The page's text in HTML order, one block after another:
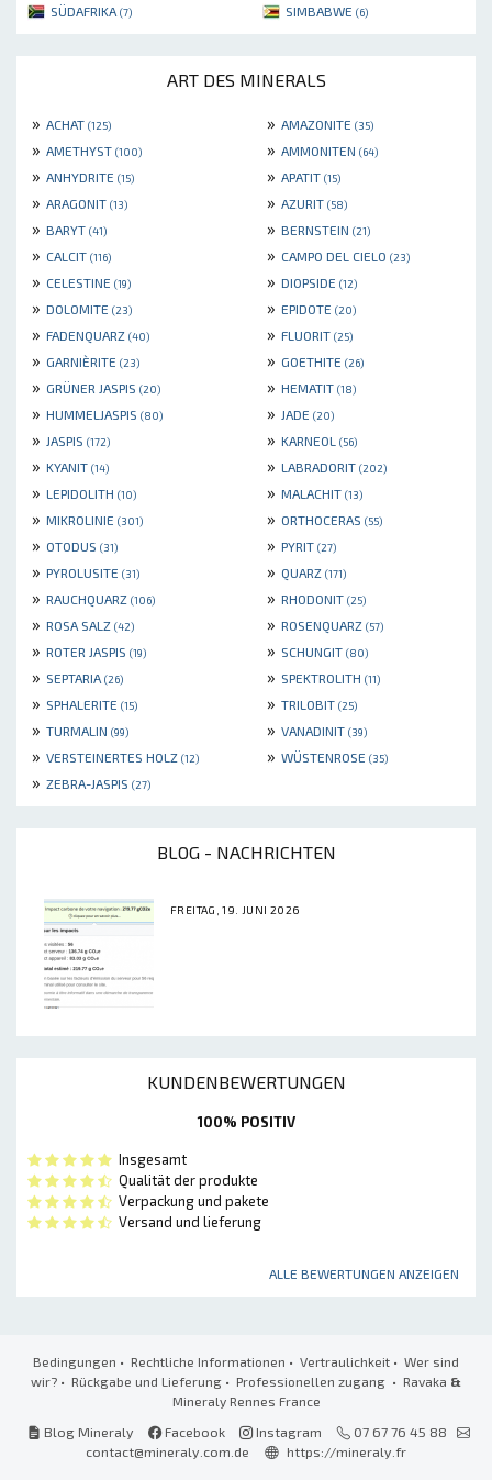
SÜDAFRIKA (7) SIMBABWE (6)
ART DES MINERALS
» ACHAT (125) » AMAZONITE (35)
» AMETHYST (100) » AMMONITEN (64)
» ANHYDRITE (15) » APATIT (15)
» ARAGONIT (13) » AZURIT (58)
» BARYT (41) » BERNSTEIN (21)
» CALCIT (116) » CAMPO DEL CIELO (23)
» CELESTINE (19) » DIOPSIDE (12)
» DOLOMITE (23) » EPIDOTE (20)
» FADENQUARZ (40) » FLUORIT (25)
» GARNIÈRITE (23) » GOETHITE (26)
» GRÜNER JASPIS (20) » HEMATIT (18)
» HUMMELJASPIS (80) » JADE (20)
» JASPIS (172) » KARNEOL (56)
» KYANIT (14) » LABRADORIT (202)
» LEPIDOLITH (10) » MALACHIT (13)
» MIKROLINIE (301) » ORTHOCERAS (55)
» OTODUS (31) » PYRIT (27)
» PYROLUSITE (31) » QUARZ (171)
» RAUCHQUARZ (106) » RHODONIT (25)
» ROSA SALZ (42) » ROSENQUARZ (57)
» ROTER JASPIS (19) » SCHUNGIT (80)
» SEPTARIA (26) » SPEKTROLITH (11)
» SPHALERITE (15) » TRILOBIT (25)
» TURMALIN (99) » VANADINIT (39)
» VERSTEINERTES HOLZ (12) » WÜSTENROSE (35)
» ZEBRA-JASPIS (27)
BLOG - NACHRICHTEN
FREITAG, 19. JUNI 2026
KUNDENBEWERTUNGEN
100% POSITIV
Insgesamt
Qualität der produkte
Verpackung und pakete
Versand und lieferung
ALLE BEWERTUNGEN ANZEIGEN
Bedingungen • Rechtliche Informationen • Vertraulichkeit • Wer sind
wir? • Rückgabe und Lieferung • Professionellen zugang • Ravaka &
Mineraly Rennes France
Blog Mineraly
Facebook Instagram
07 67 76 45 88
contact@mineraly.com.de
https://mineraly.fr